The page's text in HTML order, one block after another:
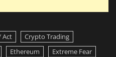
Act
Crypto Trading
Ethereum
Extreme Fear